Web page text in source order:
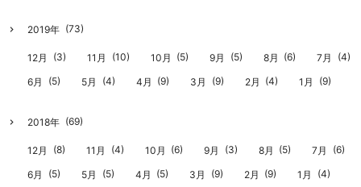
2019年 (73)
12月 (3) 11月 (10) 10月 (5) 9月 (5) 8月 (6) 7月 (4)
6月 (5) 5月 (4) 4月 (9) 3月 (9) 2月 (4) 1月 (9)
2018年 (69)
12月 (8) 11月 (4) 10月 (6) 9月 (3) 8月 (5) 7月 (6)
6月 (5) 5月 (5) 4月 (5) 3月 (9) 2月 (9) 1月 (4)